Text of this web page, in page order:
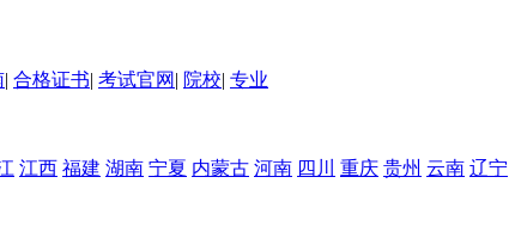
| 合格证书| 考试官网 | 院校| 专业
江西 福建 湖南 宁夏 内蒙古 河南 四川 重庆 贵州 云南 辽宁